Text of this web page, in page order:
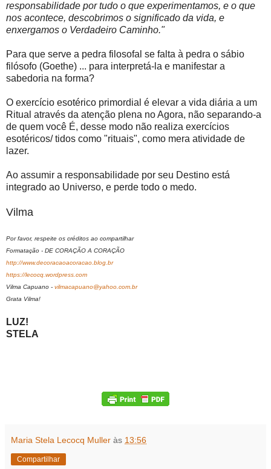
responsabilidade por tudo o que experimentamos, e o que
nos acontece, descobrimos o significado da vida, e
enxergamos o Verdadeiro Caminho."
Para que serve a pedra filosofal se falta à pedra o sábio
filósofo (Goethe) ... para interpretá-la e manifestar a
sabedoria na forma?
O exercício esotérico primordial é elevar a vida diária a um
Ritual através da atenção plena no Agora, não separando-a
de quem você É, desse modo não realiza exercícios
esotéricos/ tidos como "rituais", como mera atividade de
lazer.
Ao assumir a responsabilidade por seu Destino está
integrado ao Universo, e perde todo o medo.
Vilma
Por favor, respeite os créditos ao compartilhar
Formatação - DE CORAÇÃO A CORAÇÃO
http://www.decoracaoacoracao.blog.br
https://lecocq.wordpress.com
Vilma Capuano - vilmacapuano@yahoo.com.br
Grata Vilma!
LUZ!
STELA
Maria Stela Lecocq Muller às 13:56
Compartilhar